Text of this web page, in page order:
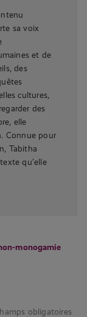
sa voix
et de
des
cultures,
des
elle
Connue pour
Tabitha
qu’elle
monogamie
obligatoires